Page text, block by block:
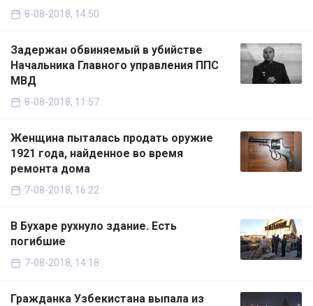
8-08-2018, 14:50
Задержан обвиняемый в убийстве
Начальника Главного управления ППС
МВД
8-08-2018, 11:57
Женщина пыталась продать оружие
1921 года, найденное во время
ремонта дома
7-08-2018, 16:22
В Бухаре рухнуло здание. Есть
погибшие
7-08-2018, 14:18
Гражданка Узбекистана выпала из